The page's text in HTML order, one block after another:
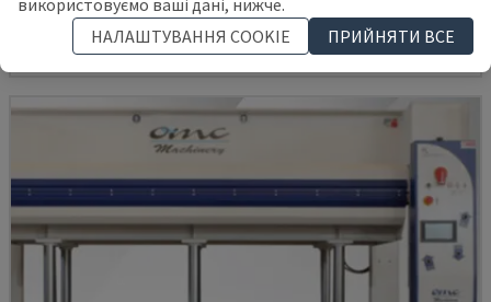
21.500 €
НАЛАШТУВАННЯ COOKIE
ПРИЙНЯТИ ВСЕ